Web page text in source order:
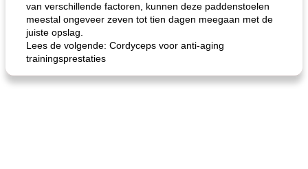
van verschillende factoren, kunnen deze paddenstoelen
meestal ongeveer zeven tot tien dagen meegaan met de
juiste opslag.
Lees de volgende: Cordyceps voor anti-aging
trainingsprestaties